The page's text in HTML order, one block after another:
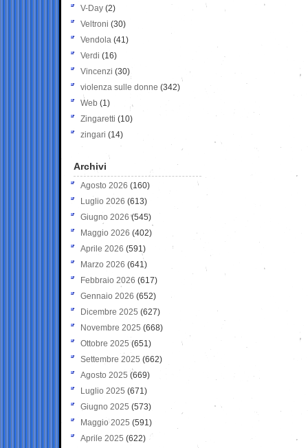
V-Day (2)
Veltroni (30)
Vendola (41)
Verdi (16)
Vincenzi (30)
violenza sulle donne (342)
Web (1)
Zingaretti (10)
zingari (14)
Archivi
Agosto 2026 (160)
Luglio 2026 (613)
Giugno 2026 (545)
Maggio 2026 (402)
Aprile 2026 (591)
Marzo 2026 (641)
Febbraio 2026 (617)
Gennaio 2026 (652)
Dicembre 2025 (627)
Novembre 2025 (668)
Ottobre 2025 (651)
Settembre 2025 (662)
Agosto 2025 (669)
Luglio 2025 (671)
Giugno 2025 (573)
Maggio 2025 (591)
Aprile 2025 (622)